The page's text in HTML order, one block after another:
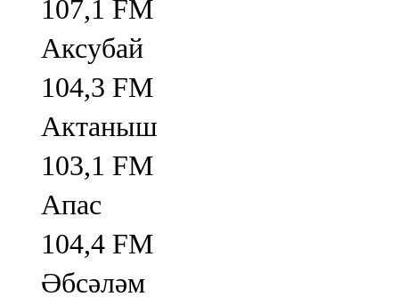
107,1 FM
Аксубай
104,3 FM
Актаныш
103,1 FM
Апас
104,4 FM
Әбсәләм